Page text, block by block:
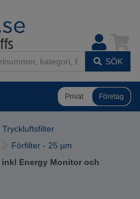
SÖK
Privat Företag
Tryckluftsfilter
Förfilter - 25 µm
Energy Monitor och